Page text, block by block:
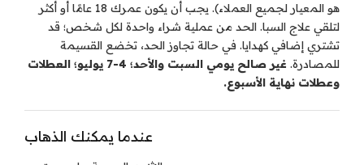
هو المعيار لجميع العملاء). يجب أن يكون عمرك 18 عامًا أو أكثر
لتلقي علاج السبا. الحد من عملية شراء واحدة لكل شخص؛ قد
تشتري إضافي كهدايا. في حالة تجاوز الحد، تخضع القسيمة
للمصادرة.
غير صالح يومي السبت والأحد؛ 4-7 يوليو؛ العطلات
وعطلات نهاية الأسبوع.
عندما يمكنك الذهاب